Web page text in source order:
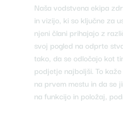
Naša vodstvena ekipa
in vizijo, ki so ključne za
njeni člani prihajajo z
svoj pogled na odprte
tako, da se odločajo kot
podjetje najboljši. To
na prvem mestu in da se
na funkcijo in položaj,